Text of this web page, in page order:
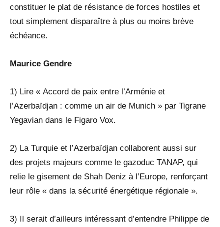
constituer le plat de résistance de forces hostiles et
tout simplement disparaître à plus ou moins brève
échéance.
Maurice Gendre
1) Lire « Accord de paix entre l’Arménie et
l’Azerbaïdjan : comme un air de Munich » par Tigrane
Yegavian dans le Figaro Vox.
2) La Turquie et l’Azerbaïdjan collaborent aussi sur
des projets majeurs comme le gazoduc TANAP, qui
relie le gisement de Shah Deniz à l’Europe, renforçant
leur rôle « dans la sécurité énergétique régionale ».
3) Il serait d’ailleurs intéressant d’entendre Philippe de